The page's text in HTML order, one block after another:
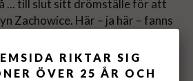
... till slut sitt drömställe för att
Zachowice. Här – ja här – fanns
att utforma och utveckla
resor över hela Europa, för att
RIKTAR SIG
ÖVER 25 ÅR OCH